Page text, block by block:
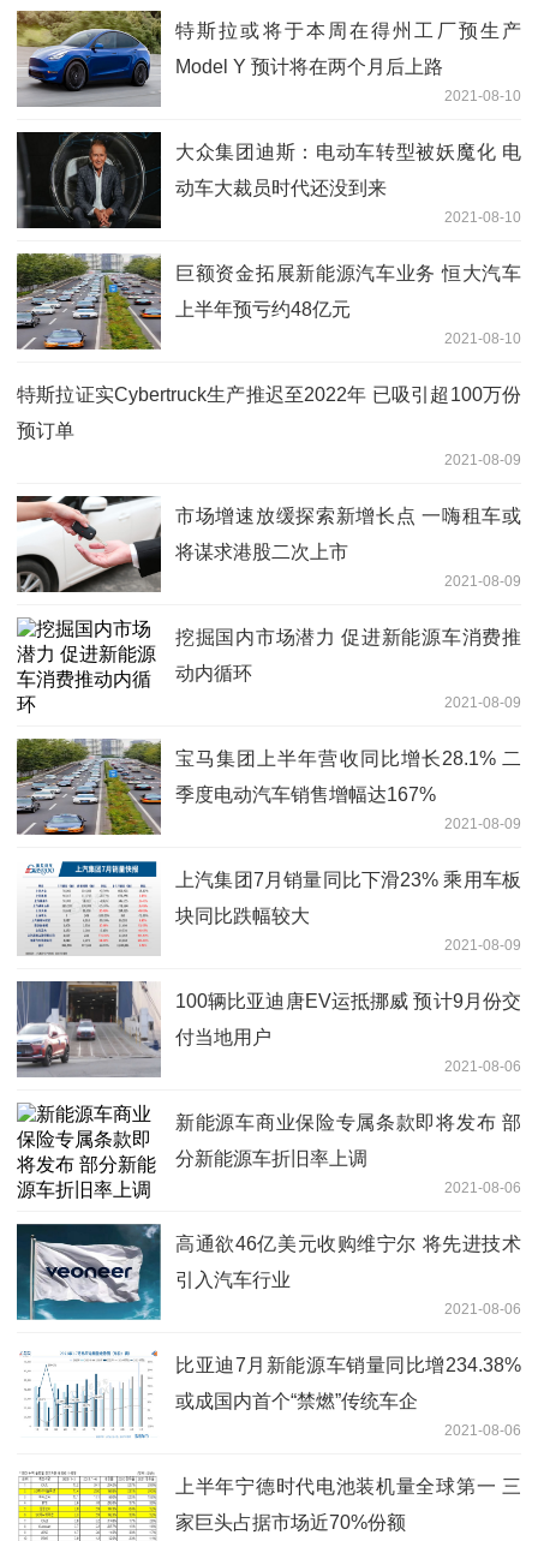
特斯拉或将于本周在得州工厂预生产
Model Y 预计将在两个月后上路
2021-08-10
大众集团迪斯：电动车转型被妖魔化 电
动车大裁员时代还没到来
2021-08-10
巨额资金拓展新能源汽车业务 恒大汽车
上半年预亏约48亿元
2021-08-10
特斯拉证实Cybertruck生产推迟至2022年 已吸引超100万份
预订单
2021-08-09
市场增速放缓探索新增长点 一嗨租车或
将谋求港股二次上市
2021-08-09
挖掘国内市场潜力 促进新能源车消费推
动内循环
2021-08-09
宝马集团上半年营收同比增长28.1% 二
季度电动汽车销售增幅达167%
2021-08-09
上汽集团7月销量同比下滑23% 乘用车板
块同比跌幅较大
2021-08-09
100辆比亚迪唐EV运抵挪威 预计9月份交
付当地用户
2021-08-06
新能源车商业保险专属条款即将发布 部
分新能源车折旧率上调
2021-08-06
高通欲46亿美元收购维宁尔 将先进技术
引入汽车行业
2021-08-06
比亚迪7月新能源车销量同比增234.38%
或成国内首个“禁燃”传统车企
2021-08-06
上半年宁德时代电池装机量全球第一 三
家巨头占据市场近70%份额